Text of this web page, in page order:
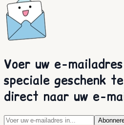
Voer uw e-
speciale geschenk
direct naar uw e-